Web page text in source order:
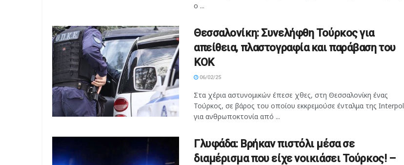
ο ...
Θεσσαλονίκη: Συνελήφθη Τούρκος για
απείθεια, πλαστογραφία και παράβαση του
ΚΟΚ
06/02/25
Στα χέρια αστυνομικών έπεσε χθες, στη Θεσσαλονίκη ένας
Τούρκος, σε βάρος του οποίου εκκρεμούσε ένταλμα της Interpol
για ανθρωποκτονία από ...
Γλυφάδα: Βρήκαν πιστόλι μέσα σε
διαμέρισμα που είχε νοικιάσει Τούρκος! –